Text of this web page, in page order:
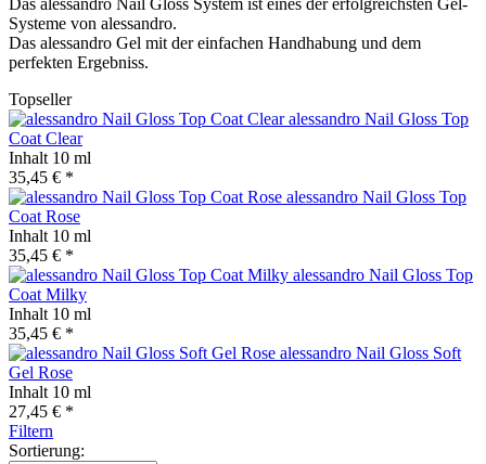
Systeme von alessandro.
Das alessandro Gel mit der einfachen Handhabung und dem
perfekten Ergebniss.
Topseller
alessandro Nail Gloss Top
Coat Clear
Inhalt 10 ml
35,45 € *
alessandro Nail Gloss Top
Coat Rose
Inhalt 10 ml
35,45 € *
alessandro Nail Gloss Top
Coat Milky
Inhalt 10 ml
35,45 € *
alessandro Nail Gloss Soft
Gel Rose
Inhalt 10 ml
27,45 € *
Filtern
Sortierung: